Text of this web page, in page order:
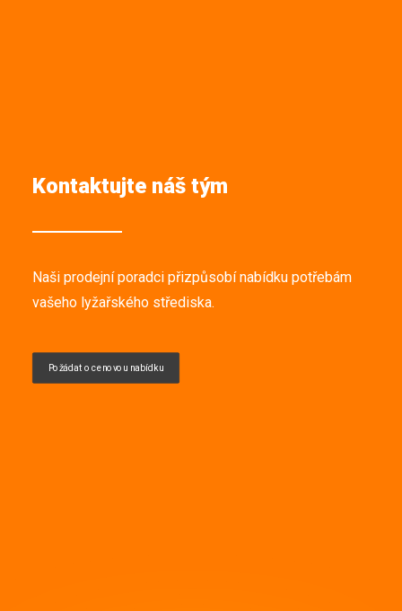
Kontaktujte náš tým
Naši prodejní poradci přizpůsobí nabídku potřebám
vašeho lyžařského střediska.
Požádat o cenovou nabídku